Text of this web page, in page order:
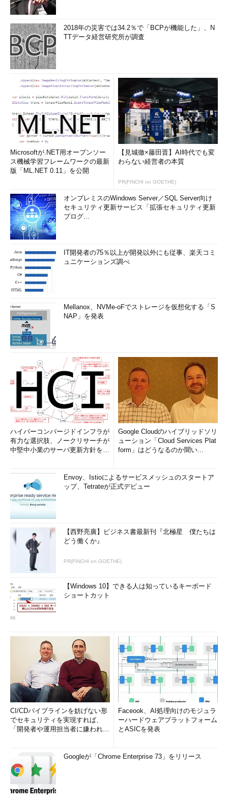
2018年の災害では34.2％で「BCPが機能した」、N
TTデータ経営研究所が調査
Microsoftが.NET用オープンソー
ス機械学習フレームワークの最新
版「ML.NET 0.11」を公開
【見城徹×藤田晋】AI時代でも変
わらない経営者の本質
PR(FINCHI on GOETHE)
オンプレミスのWindows Server／SQL Server向け
セキュリティ更新サービス「拡張セキュリティ更新
プログ...
IT開発者の75％以上が開発以外にも従事、楽天コミ
ュニケーションズ調べ
Mellanox、NVMe-oFでストレージを仮想化する「S
NAP」を発表
ハイパーコンバージドインフラが
有力な選択肢、ノークリサーチが
中堅中小業のサーバ更新方針を調
Google Cloudのハイブリッドソリ
ューション「Cloud Services Plat
form」はどうなるのか聞い...
Envoy、Istioによるサービスメッシュのスタートア
ップ、Tetrateが正式デビュー
【西野亮廣】ビジネス書最新刊『北極星 僕たちは
どう働くか』
PR(FINCHI on GOETHE)
【Windows 10】できる人は知っているキーボード
ショートカット
CI/CDパイプラインを妨げない形
でセキュリティを実現すれば、
「開発者や運用担当者に嫌われな
Faceook、AI処理向けのモジュラ
ーハードウェアプラットフォーム
とASICを発表
Googleが「Chrome Enterprise 73」をリリース